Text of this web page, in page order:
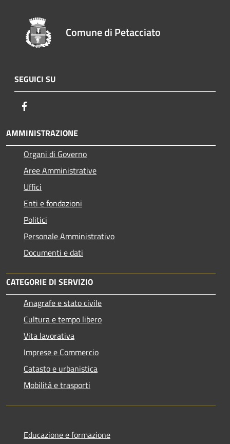
Comune di Petacciato
SEGUICI SU
AMMINISTRAZIONE
Organi di Governo
Aree Amministrative
Uffici
Enti e fondazioni
Politici
Personale Amministrativo
Documenti e dati
CATEGORIE DI SERVIZIO
Anagrafe e stato civile
Cultura e tempo libero
Vita lavorativa
Imprese e Commercio
Catasto e urbanistica
Mobilità e trasporti
Educazione e formazione